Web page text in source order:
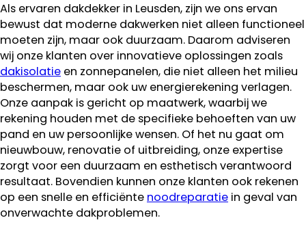
Als ervaren dakdekker in Leusden, zijn we ons ervan
bewust dat moderne dakwerken niet alleen functioneel
moeten zijn, maar ook duurzaam. Daarom adviseren
wij onze klanten over innovatieve oplossingen zoals
dakisolatie en zonnepanelen, die niet alleen het milieu
beschermen, maar ook uw energierekening verlagen.
Onze aanpak is gericht op maatwerk, waarbij we
rekening houden met de specifieke behoeften van uw
pand en uw persoonlijke wensen. Of het nu gaat om
nieuwbouw, renovatie of uitbreiding, onze expertise
zorgt voor een duurzaam en esthetisch verantwoord
resultaat. Bovendien kunnen onze klanten ook rekenen
op een snelle en efficiënte noodreparatie in geval van
onverwachte dakproblemen.